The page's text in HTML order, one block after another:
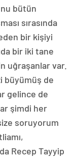
bütün
sırasında
bir kişiyi
bir iki tane
uğraşanlar var.
büyümüş de
gelince de
şimdi her
soruyorum
Recep Tayyip